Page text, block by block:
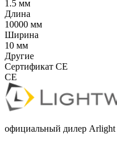
1.5 мм
Длина
10000 мм
Ширина
10 мм
Другие
Сертификат CE
CE
официальный дилер Arlight